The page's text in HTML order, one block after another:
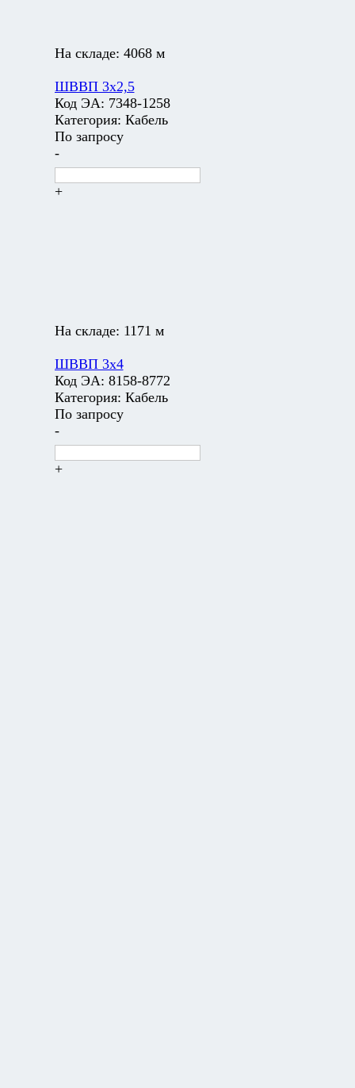
На складе: 4068 м
ШВВП 3х2,5
Код ЭА: 7348-1258
Категория: Кабель
По запросу
-
+
На складе: 1171 м
ШВВП 3х4
Код ЭА: 8158-8772
Категория: Кабель
По запросу
-
+